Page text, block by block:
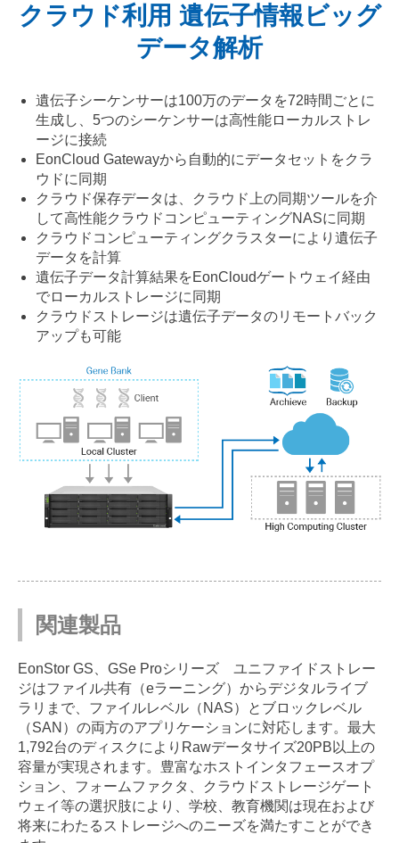
クラウド利用 遺伝子情報ビッグ
データ解析
遺伝子シーケンサーは100万のデータを72時間ごとに
生成し、5つのシーケンサーは高性能ローカルストレ
ージに接続
EonCloud Gatewayから自動的にデータセットをクラ
ウドに同期
クラウド保存データは、クラウド上の同期ツールを介
して高性能クラウドコンピューティングNASに同期
クラウドコンピューティングクラスターにより遺伝子
データを計算
遺伝子データ計算結果をEonCloudゲートウェイ経由
でローカルストレージに同期
クラウドストレージは遺伝子データのリモートバック
アップも可能
関連製品
EonStor GS、GSe Proシリーズ ユニファイドストレー
ジはファイル共有（eラーニング）からデジタルライブ
ラリまで、ファイルレベル（NAS）とブロックレベル
（SAN）の両方のアプリケーションに対応します。最大
1,792台のディスクによりRawデータサイズ20PB以上の
容量が実現されます。豊富なホストインタフェースオプ
ション、フォームファクタ、クラウドストレージゲート
ウェイ等の選択肢により、学校、教育機関は現在および
将来にわたるストレージへのニーズを満たすことができ